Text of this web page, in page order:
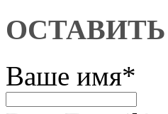
Ваше имя*